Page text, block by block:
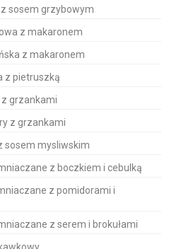
sosem grzybowym
z makaronem
z makaronem
z pietruszką
grzankami
z grzankami
sosem mysliwskim
z boczkiem i cebulką
z pomidorami i
z serem i brokułami